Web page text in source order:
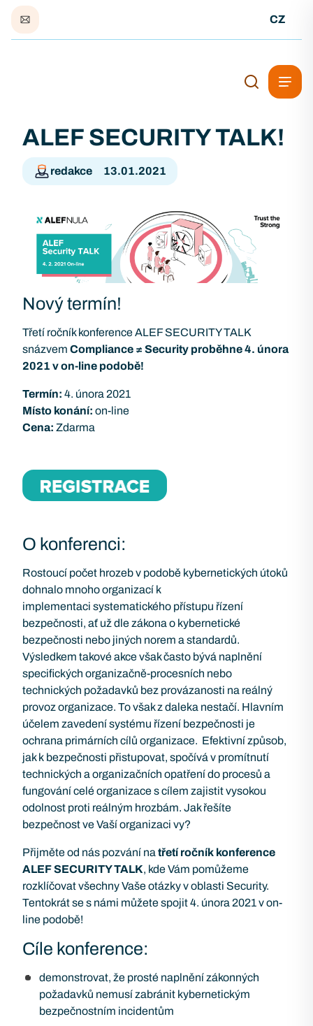
CZ
ALEF SECURITY TALK!
redakce 13.01.2021
Nový termín!
Třetí ročník konference ALEF SECURITY TALK
snázvem Compliance ≠ Security proběhne 4. února
2021 v on-line podobě!
Termín: 4. února 2021
Místo konání: on-line
Cena: Zdarma
O konferenci:
Rostoucí počet hrozeb v podobě kybernetických útoků
dohnalo mnoho organizací k
implementaci systematického přístupu řízení
bezpečnosti, ať už dle zákona o kybernetické
bezpečnosti nebo jiných norem a standardů.
Výsledkem takové akce však často bývá naplnění
specifických organizačně-procesních nebo
technických požadavků bez provázanosti na reálný
provoz organizace. To však z daleka nestačí. Hlavním
účelem zavedení systému řízení bezpečnosti je
ochrana primárních cílů organizace. Efektivní způsob,
jak k bezpečnosti přistupovat, spočívá v promítnutí
technických a organizačních opatření do procesů a
fungování celé organizace s cílem zajistit vysokou
odolnost proti reálným hrozbám. Jak řešíte
bezpečnost ve Vaší organizaci vy?
Přijměte od nás pozvání na třetí ročník konference
ALEF SECURITY TALK, kde Vám pomůžeme
rozklíčovat všechny Vaše otázky v oblasti Security.
Tentokrát se s námi můžete spojit 4. února 2021 v on-
line podobě!
Cíle konference:
demonstrovat, že prosté naplnění zákonných
požadavků nemusí zabránit kybernetickým
bezpečnostním incidentům